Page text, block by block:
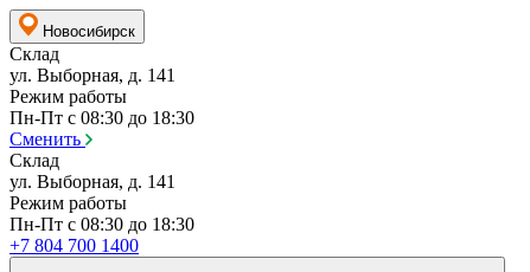
Новосибирск
Склад
ул. Выборная, д. 141
Режим работы
Пн-Пт с 08:30 до 18:30
Сменить
Склад
ул. Выборная, д. 141
Режим работы
Пн-Пт с 08:30 до 18:30
+7 804 700 1400